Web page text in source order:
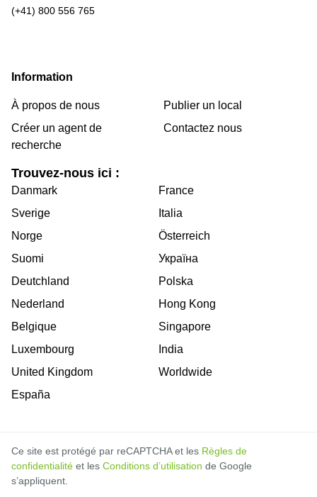
(+41) 800 556 765
Information
À propos de nous
Créer un agent de
recherche
Publier un local
Contactez nous
Trouvez-nous ici :
Danmark
Sverige
Norge
Suomi
Deutchland
Nederland
Belgique
Luxembourg
United Kingdom
España
France
Italia
Österreich
Україна
Polska
Hong Kong
Singapore
India
Worldwide
Ce site est protégé par reCAPTCHA et les Règles de
confidentialité et les Conditions d’utilisation de Google
s’appliquent.